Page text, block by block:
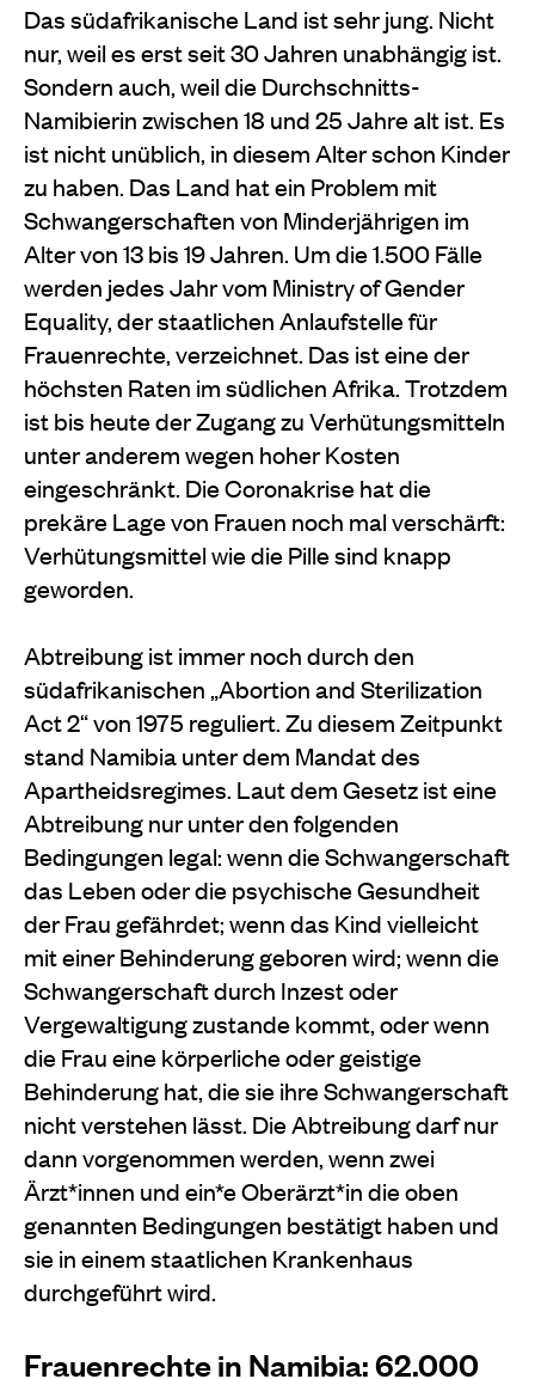
Das südafrikanische Land ist sehr jung. Nicht
nur, weil es erst seit 30 Jahren unabhängig ist.
Sondern auch, weil die Durchschnitts-
Namibierin zwischen 18 und 25 Jahre alt ist. Es
ist nicht unüblich, in diesem Alter schon Kinder
zu haben. Das Land hat ein Problem mit
Schwangerschaften von Minderjährigen im
Alter von 13 bis 19 Jahren. Um die 1.500 Fälle
werden jedes Jahr vom Ministry of Gender
Equality, der staatlichen Anlaufstelle für
Frauenrechte, verzeichnet. Das ist eine der
höchsten Raten im südlichen Afrika. Trotzdem
ist bis heute der Zugang zu Verhütungsmitteln
unter anderem wegen hoher Kosten
eingeschränkt. Die Coronakrise hat die
prekäre Lage von Frauen noch mal verschärft:
Verhütungsmittel wie die Pille sind knapp
geworden.
Abtreibung ist immer noch durch den
südafrikanischen „Abortion and Sterilization
Act 2“ von 1975 reguliert. Zu diesem Zeitpunkt
stand Namibia unter dem Mandat des
Apartheidsregimes. Laut dem Gesetz ist eine
Abtreibung nur unter den folgenden
Bedingungen legal: wenn die Schwangerschaft
das Leben oder die psychische Gesundheit
der Frau gefährdet; wenn das Kind vielleicht
mit einer Behinderung geboren wird; wenn die
Schwangerschaft durch Inzest oder
Vergewaltigung zustande kommt, oder wenn
die Frau eine körperliche oder geistige
Behinderung hat, die sie ihre Schwangerschaft
nicht verstehen lässt. Die Abtreibung darf nur
dann vorgenommen werden, wenn zwei
Ärzt*innen und ein*e Oberärzt*in die oben
genannten Bedingungen bestätigt haben und
sie in einem staatlichen Krankenhaus
durchgeführt wird.
Frauenrechte in Namibia: 62.000